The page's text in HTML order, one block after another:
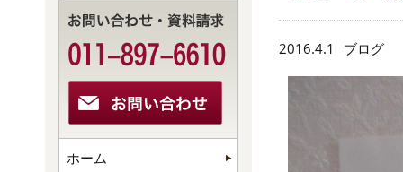
2016.4.1 ブログ
ホーム